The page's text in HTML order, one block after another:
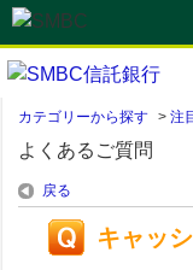
カテゴリーから探す > 注
よくあるご質問
戻る
キャッ